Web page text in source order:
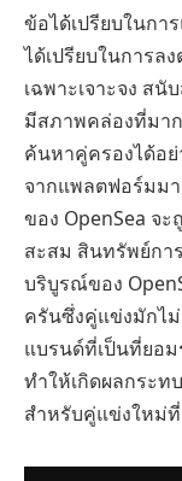
ข้อได้เปรียบในกา
ได้เปรียบในการล
เฉพาะเจาะจง ส
มีสภาพคล่องที่มา
ค้นหาคู่ครองได้อย่
จากแพลตฟอร์มม
ของ OpenSea จ
สะสม สินทรัพย์กา
บริบูรณ์ของ
ครันซึ่งคู่แข่งมักไ
แบรนด์ที่เป็นที่ยอ
ทำให้เกิดผลกระท
สำหรับคู่แข่งใหม่